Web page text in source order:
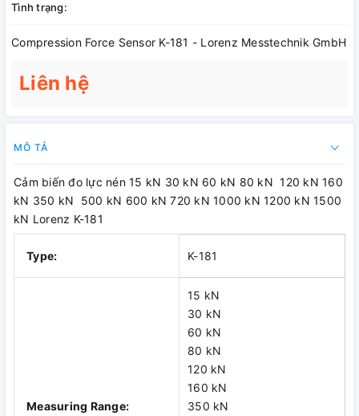
Tình trạng:
Compression Force Sensor K-181 - Lorenz Messtechnik GmbH
Liên hệ
MÔ TẢ
Cảm biến đo lực nén 15 kN 30 kN 60 kN 80 kN 120 kN 160
kN 350 kN 500 kN 600 kN 720 kN 1000 kN 1200 kN 1500
kN Lorenz K-181
Type: K-181
Measuring Range:
15 kN
30 kN
60 kN
80 kN
120 kN
160 kN
350 kN